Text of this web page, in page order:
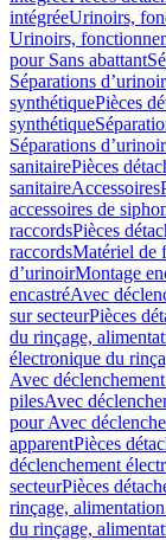
intégréeUrinoirs,
Urinoirs,
pour Sans abattant
Séparations
synthétiquePièces
synthétique
Séparations
sanitairePièces
sanitaireAccessoires
accessoires de
raccordsPièces
raccordsMatériel de
dʼurinoirMontage
encastréAvec
sur secteurPièces
du rinçage,
électronique du
Avec
pilesAvec
pour Avec
apparentPièces
déclenchement
secteurPièces
rinçage,
du rinçage,